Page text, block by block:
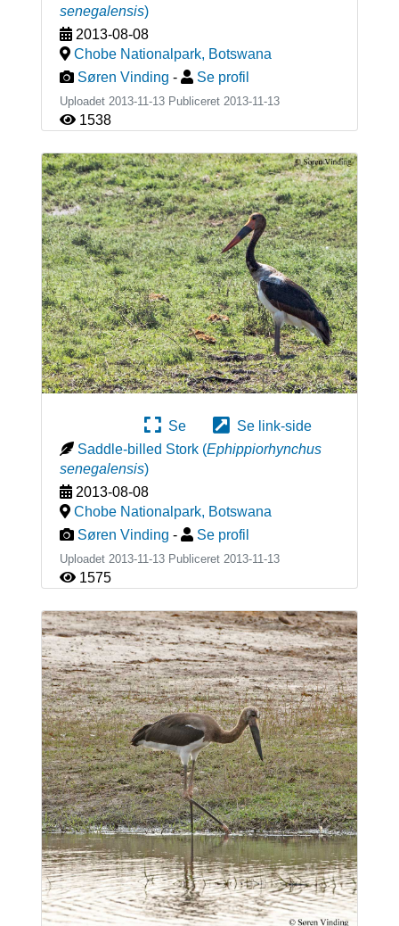
senegalensis)
2013-08-08
Chobe Nationalpark, Botswana
Søren Vinding - Se profil
Uploadet 2013-11-13 Publiceret 2013-11-13
1538
Se
Se link-side
Saddle-billed Stork (Ephippiorhynchus
senegalensis)
2013-08-08
Chobe Nationalpark, Botswana
Søren Vinding - Se profil
Uploadet 2013-11-13 Publiceret 2013-11-13
1575